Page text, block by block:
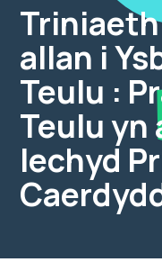
allan i
Teulu :
Teulu yn
Iechyd